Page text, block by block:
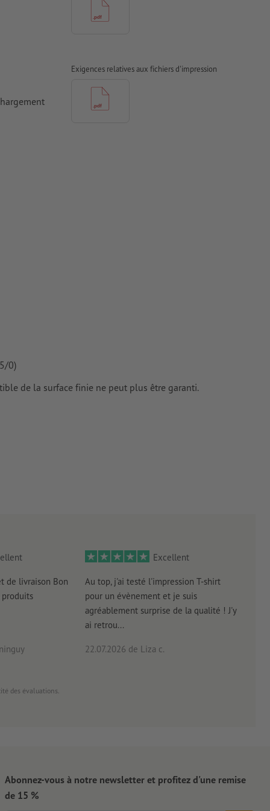
3D,
Exigences relatives aux fichiers d'impression
0)
de la surface finie ne peut plus être garanti.
de livraison Bon
Excellent
Au top, j'ai testé l'impression T-shirt
pour un évènement et je suis
agréablement surprise de la qualité ! J'y
ai retrou...
22.07.2026 de Liza c.
des évaluations.
Abonnez-vous à notre newsletter et profitez d'une remise
de 15 %